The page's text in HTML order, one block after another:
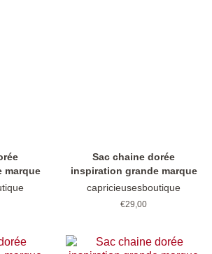
marque
Sac chaine dorée
inspiration grande marque
capricieusesboutique
Prix
€29,00